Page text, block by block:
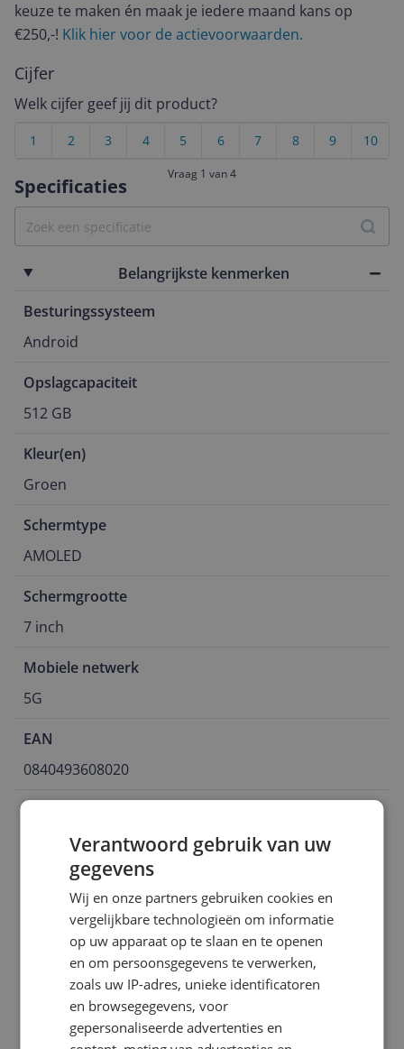
Specificaties
Belangrijkste kenmerken
Besturingssysteem
Android
Opslagcapaciteit
512 GB
Kleur(en)
Groen
Schermtype
AMOLED
Schermgrootte
7 inch
Mobiele netwerk
5G
EAN
0840493608020
Algemeen
Camera
Connectiviteit
Display
Eigenschappen
keuze te maken én maak je iedere maand kans op
€250,-! Klik hier voor de actievoorwaarden.
Cijfer
Welk cijfer geef jij dit product?
10
9
8
7
6
5
4
3
2
1
Vraag 1 van 4
Verantwoord gebruik van uw
gegevens
Wij en onze partners gebruiken cookies en
vergelijkbare technologieën om informatie
op uw apparaat op te slaan en te openen
en om persoonsgegevens te verwerken,
zoals uw IP-adres, unieke identificatoren
en browsegegevens, voor
gepersonaliseerde advertenties en